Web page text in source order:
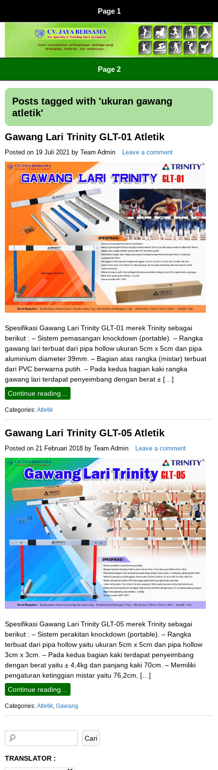
Page 1
CV JAYA BERSAMA Co Id
Menyediakan Semua Perlengkapan Olahraga Yang
Page 2
Posts tagged with 'ukuran gawang
atletik'
Gawang Lari Trinity GLT-01 Atletik
Posted on 19 Juli 2021 by Team Admin Leave a comment
Spesifikasi Gawang Lari Trinity GLT-01 merek Trinity sebagai
berikut : – Sistem pemasangan knockdown (portable). – Rangka
gawang lari terbuat dari pipa hollow ukuran 5cm x 5cm dan pipa
aluminium diameter 39mm. – Bagian atas rangka (mistar) terbuat
dari PVC berwarna putih. – Pada kedua bagian kaki rangka
gawang lari terdapat penyeimbang dengan berat ± […]
Continue reading…
Categories: Atletik
Gawang Lari Trinity GLT-05 Atletik
Posted on 21 Februari 2018 by Team Admin Leave a comment
Spesifikasi Gawang Lari Trinity GLT-05 merek Trinity sebagai
berikut : – Sistem perakitan knockdown (portable). – Rangka
terbuat dari pipa hollow yaitu ukuran 5cm x 5cm dan pipa hollow
3cm x 3cm. – Pada kedua bagian kaki terdapat penyeimbang
dengan berat yaitu ± 4,4kg dan panjang kaki 70cm. – Memiliki
pengaturan ketinggian mistar yaitu 76,2cm, […]
Continue reading…
Categories: Atletik Gawang
TRANSLATOR :